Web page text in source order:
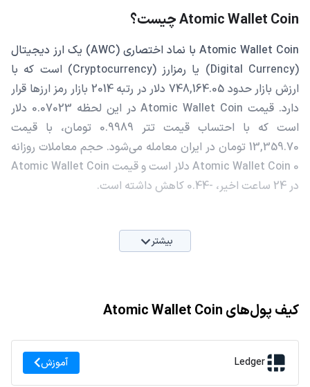
Atomic Wallet Coin چیست؟
Atomic Wallet Coin با نماد اختصاری (AWC) یک ارز دیجیتال
(Digital Currency) یا رمزارز (Cryptocurrency) است که با
ارزش بازار حدود 748,164.05 دلار در رتبه 2014 بازار رمز ارزها قرار
دارد. قیمت Atomic Wallet Coin در این لحظه 0.07023 دلار
است که با احتساب قیمت تتر 0.9989 تومان، با قیمت
13,359.70 تومان در ایران معامله می‌شود. حجم معاملات روزانه
Atomic Wallet Coin 0 دلار است و قیمت Atomic Wallet Coin
در 24 ساعت اخیر، -0.44 کاهش داشته است.
بیشتر
کیف پول‌های Atomic Wallet Coin
Ledger آموزش